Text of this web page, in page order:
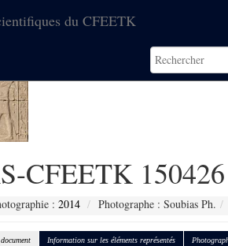
du CFEETK
CFEETK 150426
: 2014 Photographe : Soubias Ph.
Information sur les éléments représentés